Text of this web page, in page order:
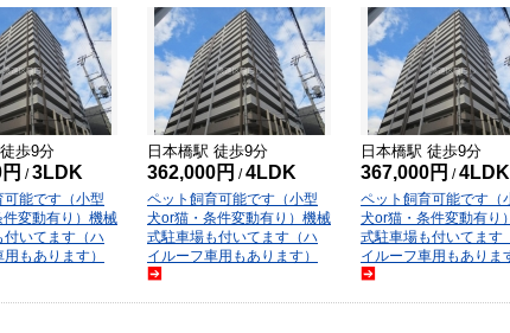
歩9分
/3LDK
可能です（小型
変動有り）機械
付いてます（ハ
もあります）
日本橋駅 徒歩9分
362,000円 /4LDK
ペット飼育可能です（小型
犬or猫・条件変動有り）機械
式駐車場も付いてます（ハ
イルーフ車用もあります）
日本橋駅 徒歩9分
367,000円 /4LDK
ペット飼育可能です（
犬or猫・条件変動有り
式駐車場も付いてます
イルーフ車用もありま